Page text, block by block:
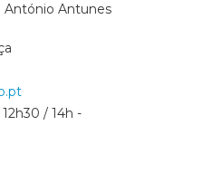
António Antunes
/ 14h -